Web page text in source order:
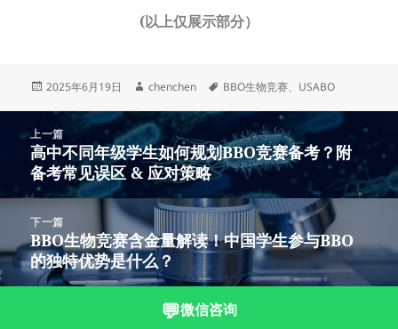
(以上仅展示部分）
发
于
2025年6月19日
作
chenchen
标
BBO生物竞赛、 USABO
上一篇
上
篇
文
章：
高中不同年级学生如何规划BBO竞赛备考？附
备考常见误区 & 应对策略
下一篇
下
篇
文
BBO生物竞赛含金量解读！中国学生参与BBO
的独特优势是什么？
💬微信咨询